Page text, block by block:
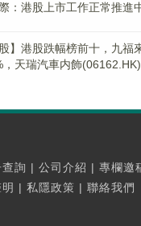
：港股上市工作正常推進
股】港股跌幅榜前十，九福
，天瑞汽車内飾
查詢 | 公司介紹 | 專欄邀
| 私隱政策 | 聯絡我們